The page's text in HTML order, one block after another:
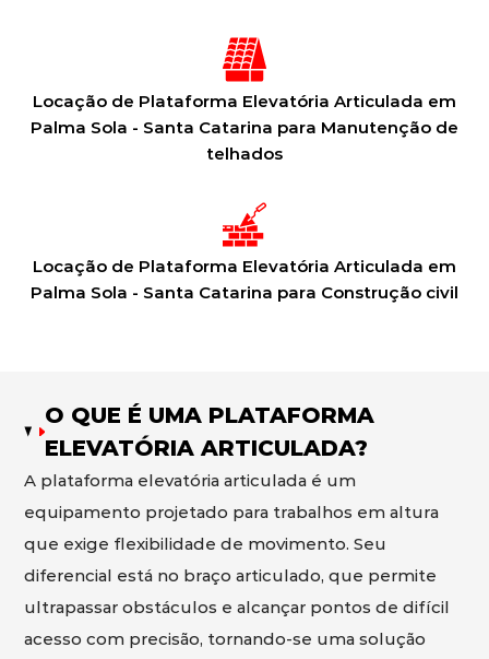
Locação de Plataforma Elevatória Articulada em
Palma Sola - Santa Catarina para Manutenção de
telhados
Locação de Plataforma Elevatória Articulada em
Palma Sola - Santa Catarina para Construção civil
O QUE É UMA PLATAFORMA
ELEVATÓRIA ARTICULADA?
A plataforma elevatória articulada é um
equipamento projetado para trabalhos em altura
que exige flexibilidade de movimento. Seu
diferencial está no braço articulado, que permite
ultrapassar obstáculos e alcançar pontos de difícil
acesso com precisão, tornando-se uma solução